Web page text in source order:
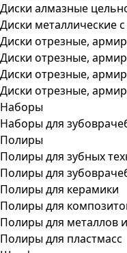
Диски алмазные
Диски металлические
Диски отрезные,
Диски отрезные,
Диски отрезные,
Диски отрезные,
Наборы
Наборы для
Полиры
Полиры для зубных
Полиры для
Полиры для керамики
Полиры для
Полиры для металлов
Полиры для пластмасс